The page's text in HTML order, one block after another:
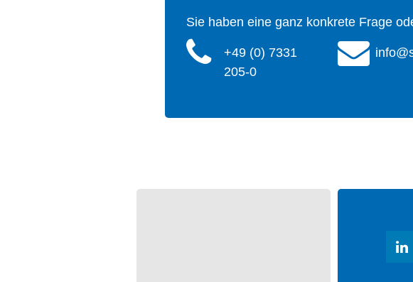
Sie haben eine ganz konkrete Frage
+49 (0) 7331
205-0